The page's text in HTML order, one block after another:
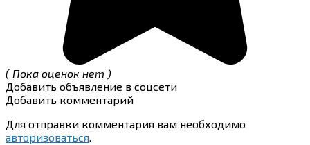
( Пока оценок нет )
Добавить объявление в соцсети
Добавить комментарий
Для отправки комментария вам необходимо
авторизоваться.